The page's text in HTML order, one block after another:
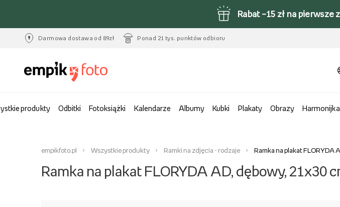
Rabat –15 zł na pierwsze
Darmowa dostawa od 89zł Ponad 21 tys. punktów odbioru
produkty Odbitki Fotoksiążki Kalendarze Albumy Kubki Plakaty Obrazy Harmonijka
empikfoto.pl Wszystkie produkty Ramki na zdjęcia - rodzaje Ramka na plakat FLORYDA
Ramka na plakat FLORYDA AD, dębowy, 21x30